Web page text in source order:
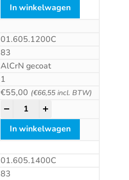
In winkelwagen
01.605.1200C
83
AlCrN gecoat
1
€55,00 (€66,55incl. BTW)
HSS-E Universeelfrees,
In winkelwagen
01.605.1400C
83